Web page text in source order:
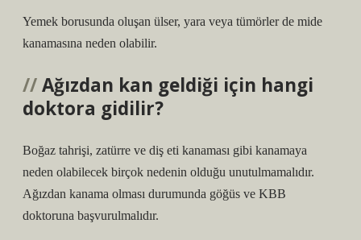
Yemek borusunda oluşan ülser, yara veya tümörler de mide
kanamasına neden olabilir.
Ağızdan kan geldiği için hangi
doktora gidilir?
Boğaz tahrişi, zatürre ve diş eti kanaması gibi kanamaya
neden olabilecek birçok nedenin olduğu unutulmamalıdır.
Ağızdan kanama olması durumunda göğüs ve KBB
doktoruna başvurulmalıdır.